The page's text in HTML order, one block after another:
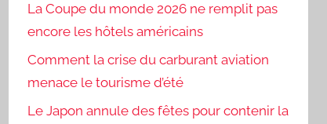
La Coupe du monde 2026 ne remplit pas
encore les hôtels américains
Comment la crise du carburant aviation
menace le tourisme d’été
Le Japon annule des fêtes pour contenir la